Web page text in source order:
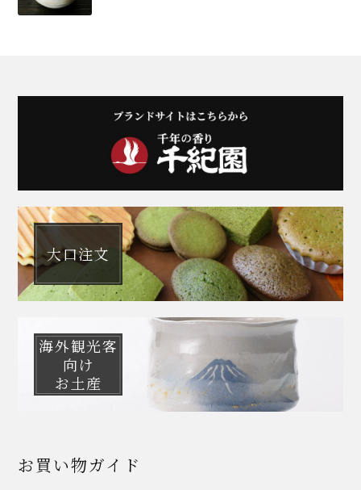
大口注文
海外観光客
向け
お土産
お買い物ガイド